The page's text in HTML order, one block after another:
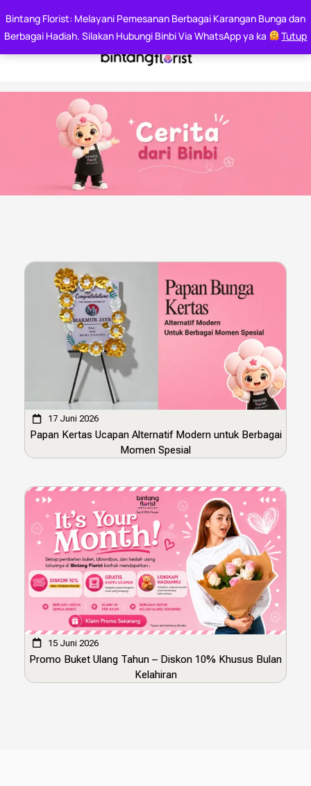
Bintang Florist: Melayani Pemesanan Berbagai Karangan Bunga dan
Berbagai Hadiah. Silakan Hubungi Binbi Via WhatsApp ya ka
Tutup
Whatsapp : 0812 6000 7144
17 Juni 2026
Papan Kertas Ucapan Alternatif Modern untuk Berbagai
Momen Spesial
15 Juni 2026
Promo Buket Ulang Tahun – Diskon 10% Khusus Bulan
Kelahiran